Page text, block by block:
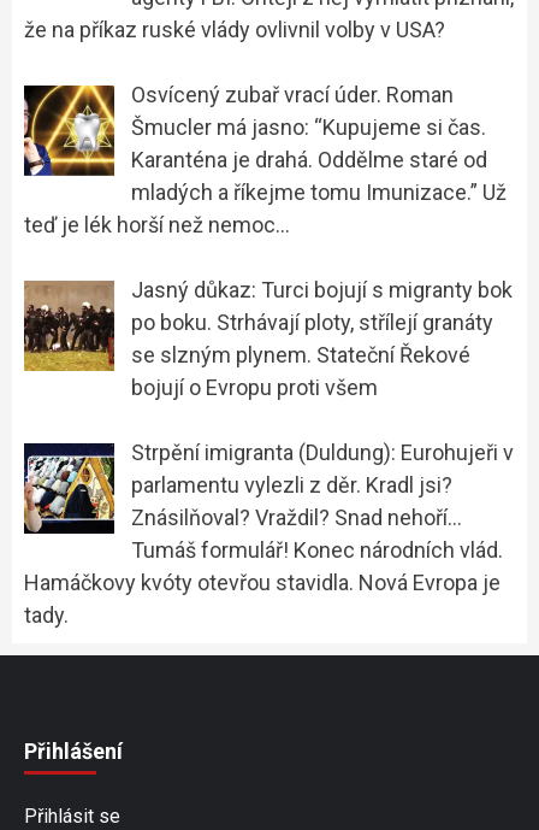
že na příkaz ruské vlády ovlivnil volby v USA?
Osvícený zubař vrací úder. Roman
Šmucler má jasno: “Kupujeme si čas.
Karanténa je drahá. Oddělme staré od
mladých a říkejme tomu Imunizace.” Už
teď je lék horší než nemoc…
Jasný důkaz: Turci bojují s migranty bok
po boku. Strhávají ploty, střílejí granáty
se slzným plynem. Stateční Řekové
bojují o Evropu proti všem
Strpění imigranta (Duldung): Eurohujeři v
parlamentu vylezli z děr. Kradl jsi?
Znásilňoval? Vraždil? Snad nehoří…
Tumáš formulář! Konec národních vlád.
Hamáčkovy kvóty otevřou stavidla. Nová Evropa je
tady.
Přihlášení
Přihlásit se